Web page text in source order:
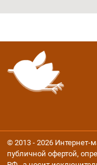
© 2013 - 2026 Интернет-
публичной офертой,